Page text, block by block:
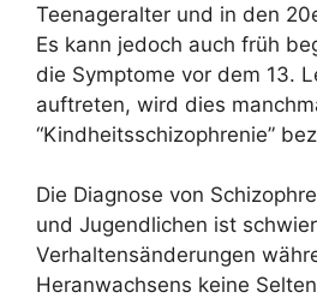
Teenageralter und in den
Es kann jedoch auch früh
die Symptome vor dem 13.
auftreten, wird dies
“Kindheitsschizophrenie”
Die Diagnose von
und Jugendlichen ist
Verhaltensänderungen
Heranwachsens keine